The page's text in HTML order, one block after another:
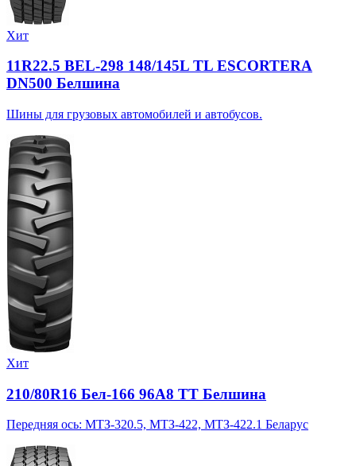
Хит
11R22.5 BEL-298 148/145L TL ESCORTERA
DN500 Белшина
Шины для грузовых автомобилей и автобусов.
Хит
210/80R16 Бел-166 96A8 TT Белшина
Передняя ось: МТЗ-320.5, МТЗ-422, МТЗ-422.1 Беларус